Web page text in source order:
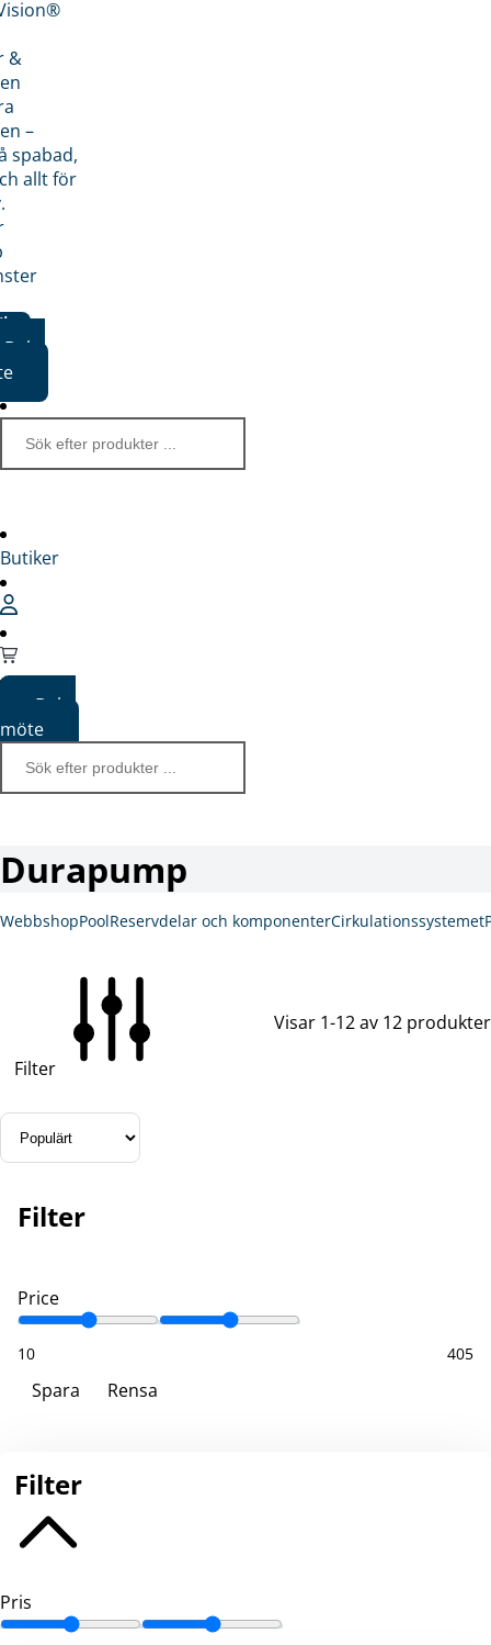
&
–
spabad,
allt för
Boka
Butiker
Boka
möte
Durapump
WebbshopPoolReservdelar och komponenterCirkulationssystemet
Filter
Visar 1-12 av 12 produkter
Filter
Price
10 405
Spara Rensa
Filter
Pris